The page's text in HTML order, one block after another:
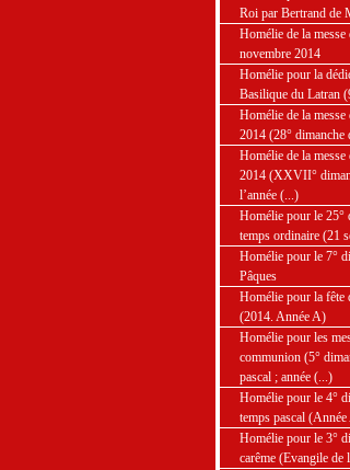
Roi par Bertrand de
Homélie de la messe
novembre 2014
Homélie pour la
Basilique du Latran
Homélie de la
2014 (28° dimanche
Homélie de la
2014 (XXVII°
l’année (...)
Homélie pour le 25°
temps ordinaire (21
Homélie pour le 7°
Pâques
Homélie pour la fête
(2014. Année A)
Homélie pour les
communion (5°
pascal ; année (...)
Homélie pour le 4°
temps pascal
Homélie pour le 3°
carême (Evangile de